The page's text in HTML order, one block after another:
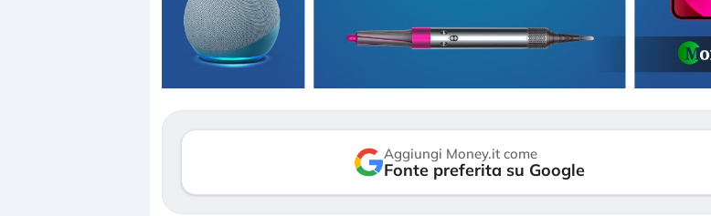
Aggiungi Money.it come
Fonte preferita su Google
Dalle valutazioni estreme alla
correzione. Cosa sta guidando il
repricing degli asset?
Gli investitori stanno finalmente
mostrando segni di stanchezza
3 agosto 2026
«La mia vita è rovinata». Investitori
in preda al panico dopo lo scoppio
della bolla AI
30 luglio 2026